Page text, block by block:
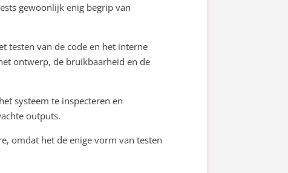
gewoonlijk enig begrip van
testen van de code en het interne
ontwerp, de bruikbaarheid en de
systeem te inspecteren en
outputs.
omdat het de enige vorm van testen